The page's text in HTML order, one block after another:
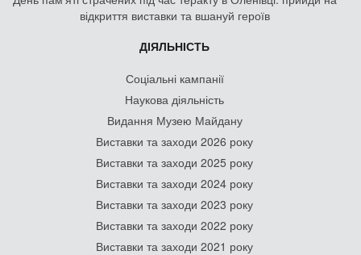
відкриття виставки та вшануй героїв
ДІЯЛЬНІСТЬ
Соціальні кампанії
Наукова діяльність
Видання Музею Майдану
Виставки та заходи 2026 року
Виставки та заходи 2025 року
Виставки та заходи 2024 року
Виставки та заходи 2023 року
Виставки та заходи 2022 року
Виставки та заходи 2021 року